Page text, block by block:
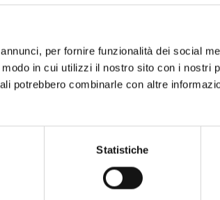
per fornire funzionalità dei social
in cui utilizzi il nostro sito con i nostri
potrebbero combinarle con altre
Statistiche
per
prodotti e parti di ricambi di